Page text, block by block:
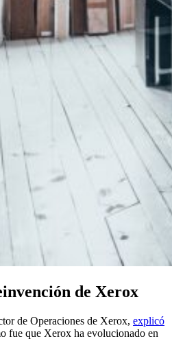
de Xerox
de Operaciones de Xerox, explicó
fue que Xerox ha evolucionado en